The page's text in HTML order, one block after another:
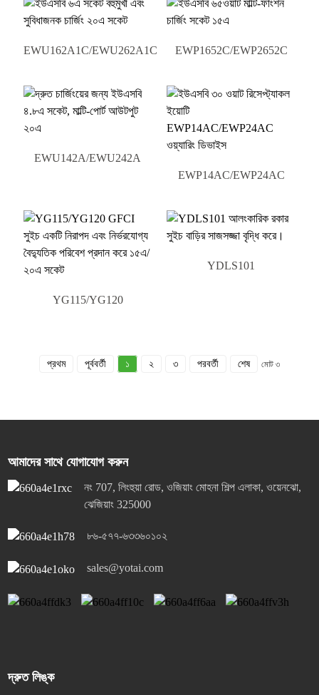
EWU162A1C/EWU262A1C EWP1652C/EWP2652C
EWU142A/EWU242A
EWP14AC/EWP24AC
YG115/YG120
YDLS101
প্রথম পূর্ববর্তী ১ ২ ৩ পরবর্তী শেষ মোট ৩
আমাদের সাথে যোগাযোগ করুন
নং 707, লিংহুয়া রোড, ওজিয়াং মোহনা শিল্প এলাকা, ওয়েনঝো,
ঝেজিয়াং 325000
৮৬-৫৭৭-৬৩৩৬০১০২
sales@yotai.com
দ্রুত লিঙ্ক